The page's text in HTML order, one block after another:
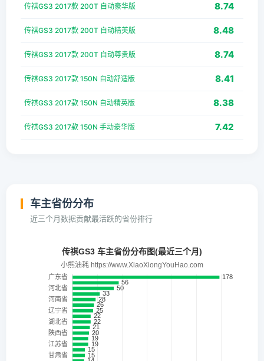
传祺GS3 2017款 200T 自动豪华版 8.74
传祺GS3 2017款 200T 自动精英版 8.48
传祺GS3 2017款 200T 自动尊贵版 8.74
传祺GS3 2017款 150N 自动舒适版 8.41
传祺GS3 2017款 150N 自动精英版 8.38
传祺GS3 2017款 150N 手动豪华版 7.42
车主省份分布
近三个月数据贡献最活跃的省份排行